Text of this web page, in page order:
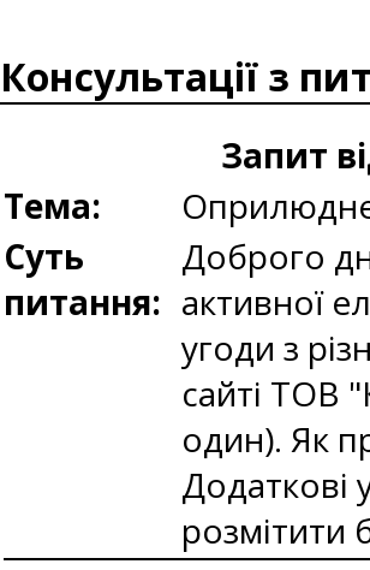
Консультації з
Запит
Тема:
Суть
питання:
Доброго
активної
угоди з
сайті ТОВ
один). Як
Додаткові
розмітити